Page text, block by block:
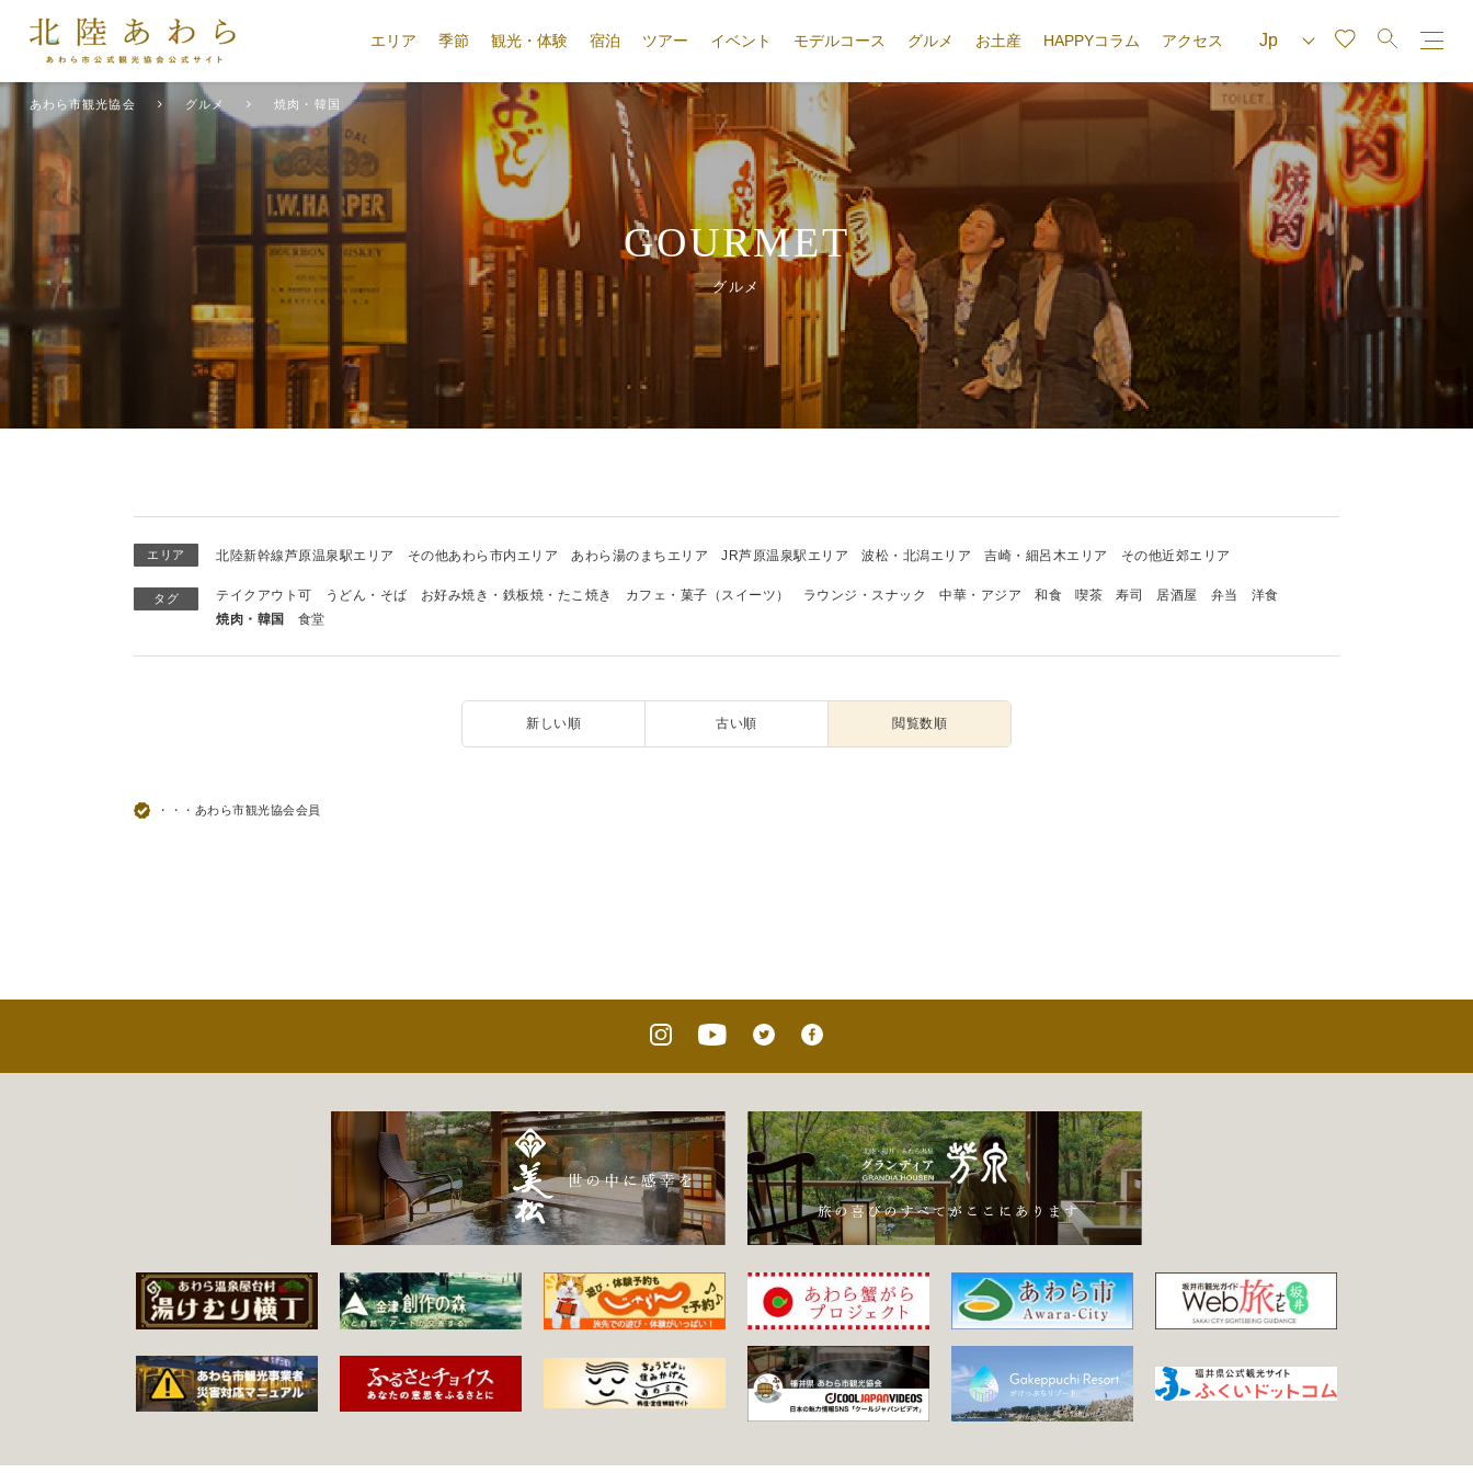
エリア 季節 観光・体験 宿泊 ツアー イベント モデルコース グルメ お土産 HAPPYコラム アクセス
あわら市観光協会 グルメ 焼肉・韓国
GOURMET
グルメ
エリア 北陸新幹線芦原温泉駅エリア その他あわら市内エリア あわら湯のまちエリア JR芦原温泉駅エリア 波松・北潟エリア 吉崎・細呂木エリア その他近郊エリア
タグ テイクアウト可 うどん・そば お好み焼き・鉄板焼・たこ焼き カフェ・菓子（スイーツ） ラウンジ・スナック 中華・アジア 和食 喫茶 寿司 居酒屋 弁当
洋食
焼肉・韓国
食堂
新しい順 古い順 閲覧数順
・・・あわら市観光協会会員